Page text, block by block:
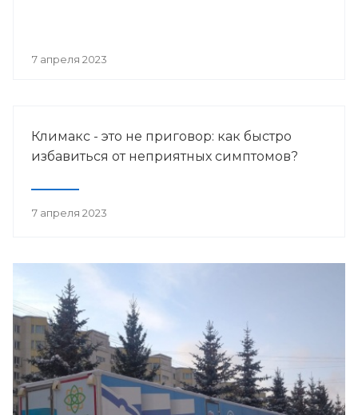
7 апреля 2023
Климакс - это не приговор: как быстро
избавиться от неприятных симптомов?
7 апреля 2023